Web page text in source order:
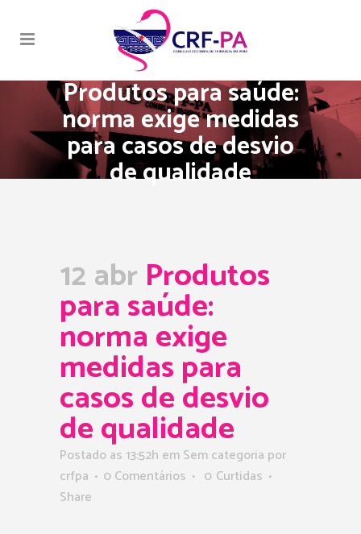
Produtos para saúde:
norma exige medidas
para casos de desvio
de qualidade
12 abrProdutos
para saúde:
norma exige
medidas para
casos de desvio
de qualidade
Postado as 13:52h em Sem categoria por
crfpa
0 Comentários 0 Curtidas
Share